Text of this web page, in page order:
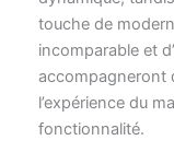
touche de
incomparable et
accompagneront
l’expérience du
fonctionnalité.